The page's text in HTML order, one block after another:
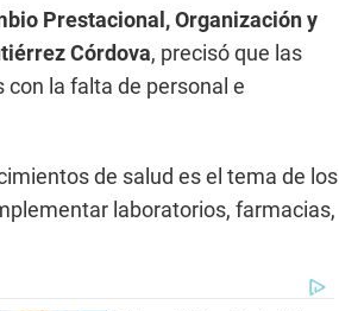
Prestacional, Organización y
Córdova, precisó que las
la falta de personal e
de salud es el tema de los
laboratorios, farmacias,